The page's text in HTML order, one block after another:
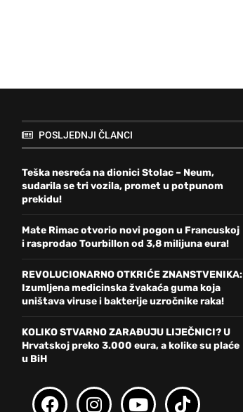
POSLJEDNJI ČLANCI
Teška nesreća na dionici Stolac – Neum,
sudarila se tri vozila, promet u potpunom
prekidu!
Mate Rimac otvorio novi pogon u Francuskoj
i rasprodao Tourbillon od 3,8 milijuna eura!
REVOLUCIONARNO OTKRIĆE ZNANSTVENIKA:
Izumljena medicinska žvakaća guma koja
uništava viruse i bakterije uzročnike raka!
KOLIKO STVARNO ZARAĐUJU LIJEČNICI? U
Hrvatskoj preko 3.000 eura, a kolike su plaće
u BiH